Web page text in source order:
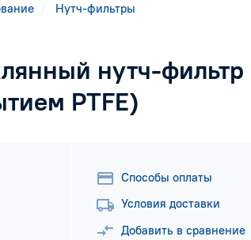
Нутч-фильтры
нутч-фильтр
PTFE)
Способы оплаты
Условия доставки
Добавить в сравнение